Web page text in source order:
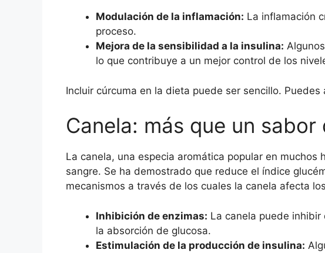
Modulación de la inflamación: La inflamación
proceso.
Mejora de la sensibilidad a la insulina:
lo que contribuye a un mejor control de los
Incluir cúrcuma en la dieta puede ser sencillo.
Canela: más que un sabor
La canela, una especia aromática popular en
sangre. Se ha demostrado que reduce el índice
mecanismos a través de los cuales la canela afecta
Inhibición de enzimas: La canela puede
la absorción de glucosa.
Estimulación de la producción de insulina: